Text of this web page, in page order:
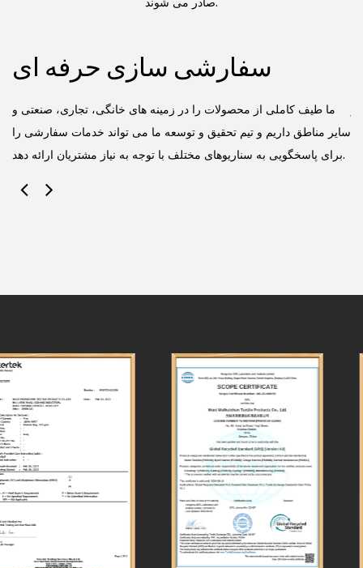
سفارشی سازی حرفه ای
ما طیف کاملی از محصولات را در زمینه های خانگی، تجاری، صنعتی و
سایر مناطق داریم و تیم تحقیق و توسعه ما می تواند خدمات سفارشی را
برای پاسخگویی به سناریوهای مختلف با توجه به نیاز مشتریان ارائه دهد.